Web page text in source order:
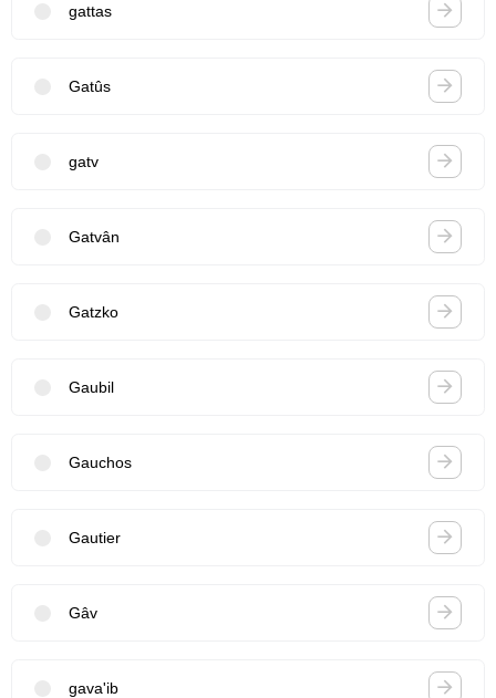
gattas
Gatûs
gatv
Gatvân
Gatzko
Gaubil
Gauchos
Gautier
Gâv
gava'ib